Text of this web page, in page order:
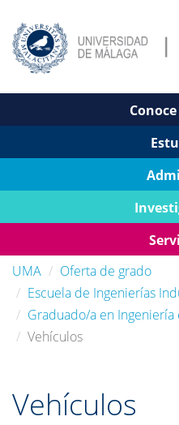
UMA
Oferta de grado
Escuela de Ingenierías
Graduado/a en
Vehículos
Vehículos